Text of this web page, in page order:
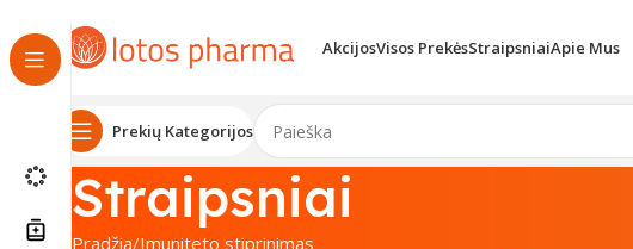
AkcijosVisos PrekėsStraipsniaiApie Mus
Prekių Kategorijos
Straipsniai
Pradžia Imuniteto stiprinimas